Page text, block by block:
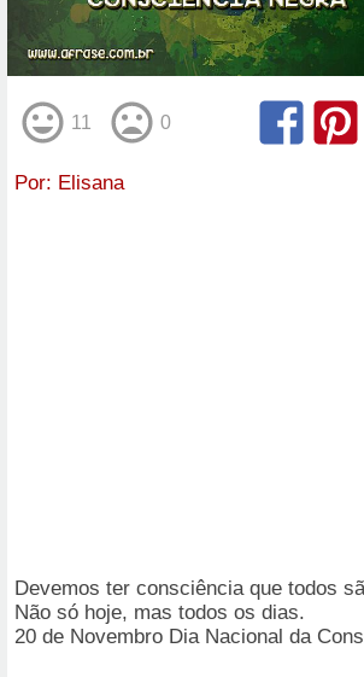
11 0
Por: Elisana
Devemos ter consciência que todos
Não só hoje, mas todos os dias.
20 de Novembro Dia Nacional da